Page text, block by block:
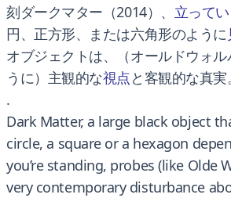
刻ダークマター（2014）、 立って
円、正方形、または六角形のように
オブジェクトは、（オールドウォ
うに）主観的な視点 と客観的な真実。
.
Dark Matter, a large black object
circle, a square or a hexagon
you’re standing, probes (like Olde
very contemporary disturbance